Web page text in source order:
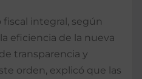
integral, según
eficiencia de la nueva
transparencia y
orden, explicó que las